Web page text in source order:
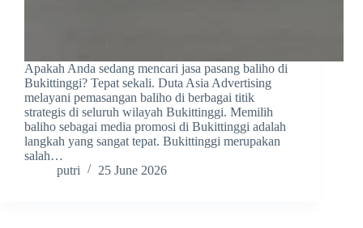
Apakah Anda sedang mencari jasa pasang baliho di
Bukittinggi? Tepat sekali. Duta Asia Advertising
melayani pemasangan baliho di berbagai titik
strategis di seluruh wilayah Bukittinggi. Memilih
baliho sebagai media promosi di Bukittinggi adalah
langkah yang sangat tepat. Bukittinggi merupakan
salah…
putri
25 June 2026